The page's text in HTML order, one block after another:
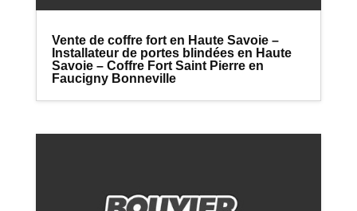
Vente de coffre fort en Haute Savoie –
Installateur de portes blindées en Haute
Savoie – Coffre Fort Saint Pierre en
Faucigny Bonneville